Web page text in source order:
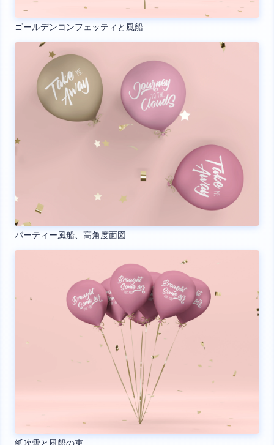
ゴールデンコンフェッティと風船
パーティー風船、高角度面図